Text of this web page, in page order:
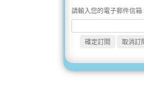
請輸入您的電子郵件信箱: